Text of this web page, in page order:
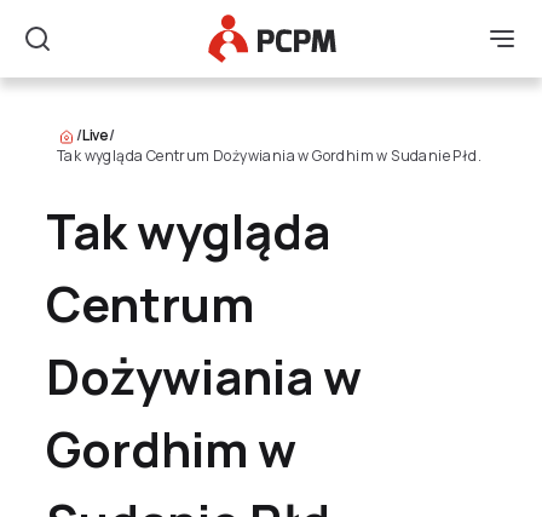
Szukaj
Główne Logo
/Live/
Tak wygląda Centrum Dożywiania w Gordhim w Sudanie Płd.
Tak wygląda
Centrum
Dożywiania w
Gordhim w